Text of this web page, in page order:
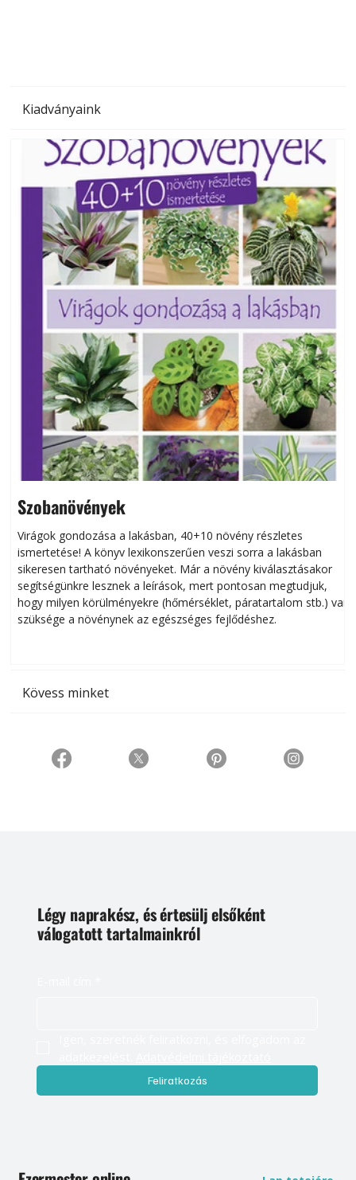
Kiadványaink
Szobanövények
Virágok gondozása a lakásban, 40+10 növény részletes
ismertetése! A könyv lexikonszerűen veszi sorra a lakásban
sikeresen tart­ha­tó növényeket. Már a növény kiválasztásakor
segítségünkre lesznek a leírások, mert pontosan megtudjuk,
hogy milyen körülményekre (hőmérséklet, páratartalom stb.) van
szüksége a növénynek az egészséges fejlődéshez.
Kövess minket
Légy naprakész, és értesülj elsőként
válogatott tartalmainkról
Feliratkozás